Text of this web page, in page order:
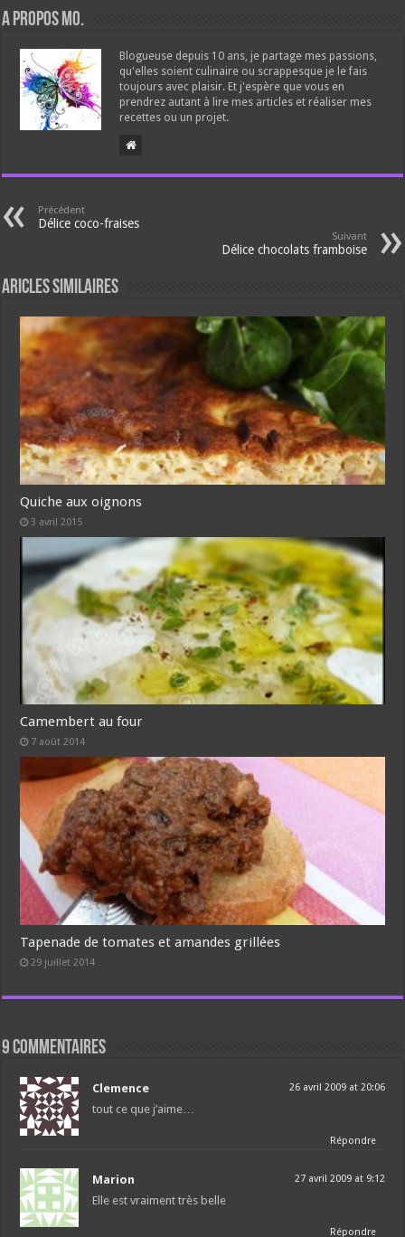
A propos Mo.
Blogueuse depuis 10 ans, je partage mes passions,
qu'elles soient culinaire ou scrappesque je le fais
toujours avec plaisir. Et j'espère que vous en
prendrez autant à lire mes articles et réaliser mes
recettes ou un projet.
Précédent
Délice coco-fraises
Suivant
Délice chocolats framboise
Aricles similaires
Quiche aux oignons
3 avril 2015
Camembert au four
7 août 2014
Tapenade de tomates et amandes grillées
29 juillet 2014
9 commentaires
Clemence 26 avril 2009 at 20:06
tout ce que j’aime…
Répondre
Marion 27 avril 2009 at 9:12
Elle est vraiment très belle
Répondre